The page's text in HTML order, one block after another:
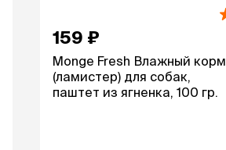
159 ₽
Monge Fresh Влажный корм
(ламистер) для собак,
паштет из ягненка, 100 гр.